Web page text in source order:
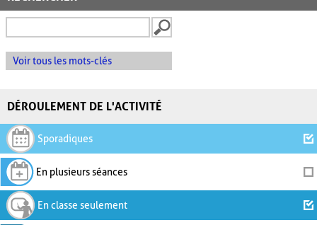
Voir tous les mots-clés
DÉROULEMENT DE L'ACTIVITÉ
Sporadiques
En plusieurs séances
En classe seulement